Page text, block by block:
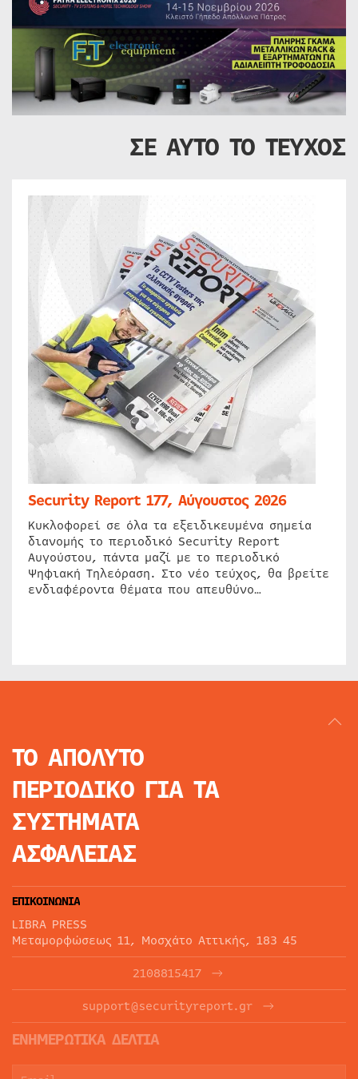
ΣΕ ΑΥΤΟ ΤΟ ΤΕΥΧΟΣ
Security Report 177, Αύγουστος 2026
Κυκλοφορεί σε όλα τα εξειδικευμένα σημεία
διανομής το περιοδικό Security Report
Αυγούστου, πάντα μαζί με το περιοδικό
Ψηφιακή Τηλεόραση. Στο νέο τεύχος, θα βρείτε
ενδιαφέροντα θέματα που απευθύνο…
ΤΟ ΑΠΟΛΥΤΟ
ΠΕΡΙΟΔΙΚΟ ΓΙΑ ΤΑ
ΣΥΣΤΗΜΑΤΑ
ΑΣΦΑΛΕΙΑΣ
ΕΠΙΚΟΙΝΩΝΙΑ
LIBRA PRESS
Μεταμορφώσεως 11, Μοσχάτο Αττικής, 183 45
2108815417
support@securityreport.gr
ΕΝΗΜΕΡΩΤΙΚΑ ΔΕΛΤΙΑ